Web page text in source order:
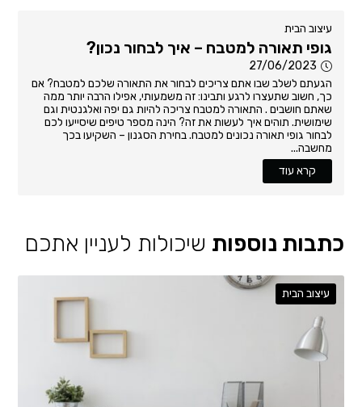
עיצוב הבית
גופי תאורה למטבח – איך לבחור נכון?
27/06/2023
הגעתם לשלב שבו אתם צריכים לבחור את התאורה שלכם למטבח? אם
כך, חשוב שתעצרו לרגע ותבינו: זה משמעותי, אפילו הרבה יותר ממה
שאתם חושבים . התאורה למטבח צריכה להיות גם יפה ואלגנטית וגם
שימושית. תוהים איך לעשות את זה? הינה מספר טיפים שיסייעו לכם
לבחור גופי תאורה נכונים למטבח. בחירת הסגנון – השקיעו בכך
מחשבה...
קרא עוד
כתבות נוספות שיכולות לעניין אתכם
עיצוב הבית